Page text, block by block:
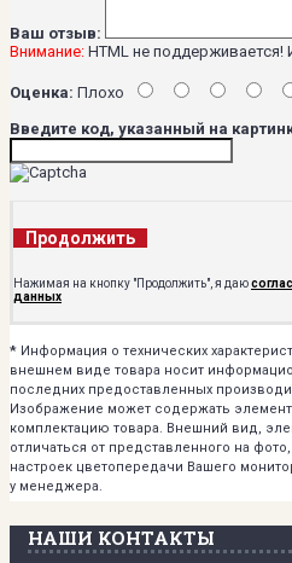
Ваш отзыв:
Внимание: HTML не поддерживается!
Оценка: Плохо
Введите код, указанный на
Продолжить
Нажимая на кнопку "Продолжить", я даю
данных
* Информация о технических
внешнем виде товара носит
последних предоставленных
Изображение может содержать
комплектацию товара. Внешний вид,
отличаться от представленного на
настроек цветопередачи Вашего
у менеджера.
НАШИ КОНТАКТЫ